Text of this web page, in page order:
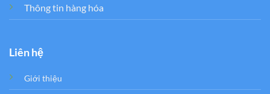
Thông tin hàng hóa
Liên hệ
Giới thiệu